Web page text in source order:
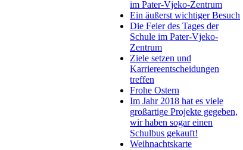
im Pater-Vjeko-Zentrum
Ein äußerst wichtiger Besuch
Die Feier des Tages der
Schule im Pater-Vjeko-
Zentrum
Ziele setzen und
Karriereentscheidungen
treffen
Frohe Ostern
Im Jahr 2018 hat es viele
großartige Projekte gegeben,
wir haben sogar einen
Schulbus gekauft!
Weihnachtskarte